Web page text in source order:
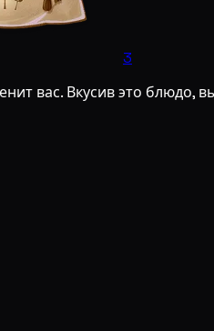
3
вас. Вкусив это блюдо,